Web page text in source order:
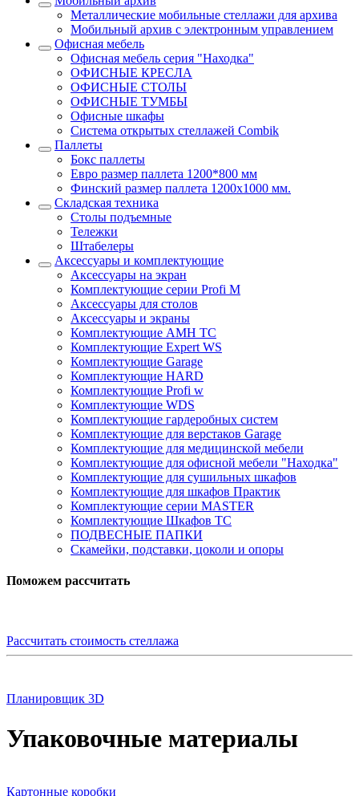
Металлические мобильные стеллажи для архива
Мобильный архив с электронным управлением
Офисная мебель
Офисная мебель серия "Находка"
ОФИСНЫЕ КРЕСЛА
ОФИСНЫЕ СТОЛЫ
ОФИСНЫЕ ТУМБЫ
Офисные шкафы
Система открытых стеллажей Combik
Паллеты
Бокс паллеты
Евро размер паллета 1200*800 мм
Финский размер паллета 1200х1000 мм.
Складская техника
Столы подъемные
Тележки
Штабелеры
Аксессуары и комплектующие
Аксессуары на экран
Комплектующие серии Profi M
Аксессуары для столов
Аксессуары и экраны
Комплектующие AMH TC
Комплектующие Expert WS
Комплектующие Garage
Комплектующие HARD
Комплектующие Profi w
Комплектующие WDS
Комплектующие гардеробных систем
Комплектующие для верстаков Garage
Комплектующие для медицинской мебели
Комплектующие для офисной мебели "Находка"
Комплектующие для сушильных шкафов
Комплектующие для шкафов Практик
Комплектующие серии MASTER
Комплектующие Шкафов ТС
ПОДВЕСНЫЕ ПАПКИ
Скамейки, подставки, цоколи и опоры
Поможем рассчитать
Рассчитать стоимость стеллажа
Планировщик 3D
Упаковочные материалы
Картонные коробки